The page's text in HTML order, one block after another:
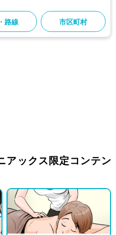
路線 市区町村
アックス限定コンテン